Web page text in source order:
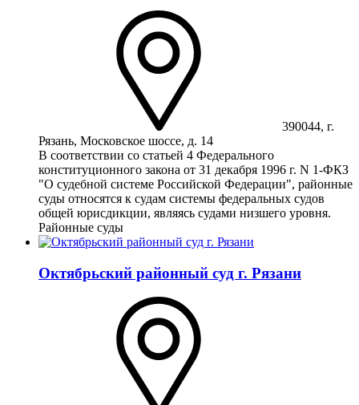
390044, г.
Рязань, Московское шоссе, д. 14
В соответствии со статьей 4 Федерального
конституционного закона от 31 декабря 1996 г. N 1-ФКЗ
"О судебной системе Российской Федерации", районные
суды относятся к судам системы федеральных судов
общей юрисдикции, являясь судами низшего уровня.
Районные суды
Октябрьский районный суд г. Рязани